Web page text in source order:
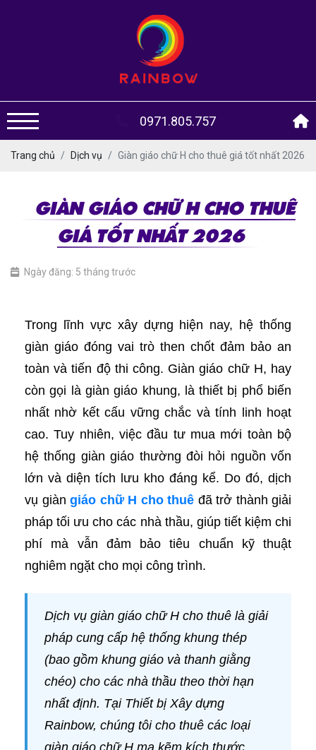
0971.805.757
Trang chủ Dịch vụ Giàn giáo chữ H cho thuê giá tốt nhất 2026
GIÀN GIÁO CHỮ H CHO THUÊ
GIÁ TỐT NHẤT 2026
Ngày đăng: 5 tháng trước
Trong lĩnh vực xây dựng hiện nay, hệ thống
giàn giáo đóng vai trò then chốt đảm bảo an
toàn và tiến độ thi công. Giàn giáo chữ H, hay
còn gọi là giàn giáo khung, là thiết bị phổ biến
nhất nhờ kết cấu vững chắc và tính linh hoạt
cao. Tuy nhiên, việc đầu tư mua mới toàn bộ
hệ thống giàn giáo thường đòi hỏi nguồn vốn
lớn và diện tích lưu kho đáng kể. Do đó, dịch
vụ giàn giáo chữ H cho thuê đã trở thành giải
pháp tối ưu cho các nhà thầu, giúp tiết kiệm chi
phí mà vẫn đảm bảo tiêu chuẩn kỹ thuật
nghiêm ngặt cho mọi công trình.
Dịch vụ giàn giáo chữ H cho thuê là giải
pháp cung cấp hệ thống khung thép
(bao gồm khung giáo và thanh giằng
chéo) cho các nhà thầu theo thời hạn
nhất định. Tại Thiết bị Xây dựng
Rainbow, chúng tôi cho thuê các loại
giàn giáo chữ H mạ kẽm kích thước